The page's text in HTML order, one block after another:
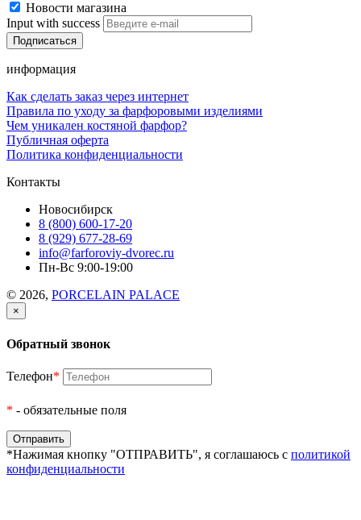
Новости магазина
Input with success
информация
Как сделать заказ через интернет
Правила по уходу за фарфоровыми изделиями
Чем уникален костяной фарфор?
Публичная оферта
Политика конфиденциальности
Контакты
Новосибирск
8 (800) 600-17-20
8 (929) 677-28-69
info@farforoviy-dvorec.ru
Пн-Вс 9:00-19:00
© 2026, PORCELAIN PALACE
×
Обратный звонок
Телефон*
* - обязательные поля
*Нажимая кнопку "ОТПРАВИТЬ", я соглашаюсь с политикой
конфиденциальности